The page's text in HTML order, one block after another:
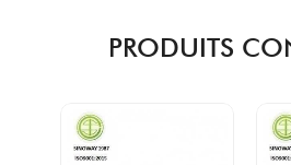
PRODUITS